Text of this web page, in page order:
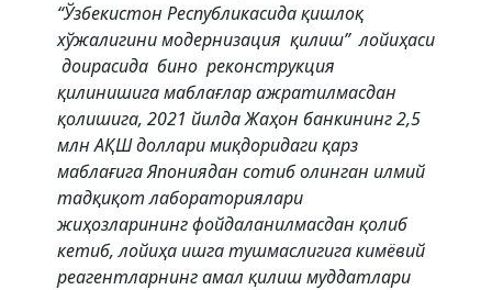
“Ўзбекистон Республикасида қишлоқ
хўжалигини модернизация қилиш” лойиҳаси
доирасида бино реконструкция
қилинишига маблағлар ажратилмасдан
қолишига, 2021 йилда Жаҳон банкининг 2,5
млн АҚШ доллари миқдоридаги қарз
маблағига Япониядан сотиб олинган илмий
тадқиқот лабораториялари
жиҳозларининг фойдаланилмасдан қолиб
кетиб, лойиҳа ишга тушмаслигига кимёвий
реагентларнинг амал қилиш муддатлари